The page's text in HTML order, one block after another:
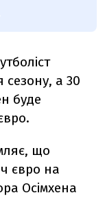
сезону, а 30
буде
що
євро на
Осімхена